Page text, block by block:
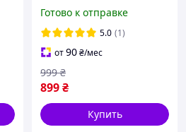
стрима Lightting
Готово к отправке
5.0 (1)
от90₴/мес
899₴
999 ₴
Купить